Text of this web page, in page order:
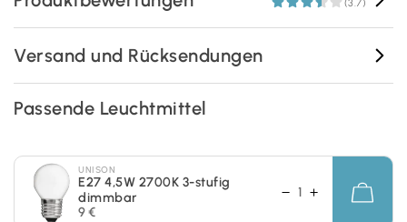
Versand und Rücksendungen
Passende Leuchtmittel
UNISON
E27 4,5W 2700K 3-stufig
dimmbar
9 €